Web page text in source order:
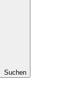
Suchen